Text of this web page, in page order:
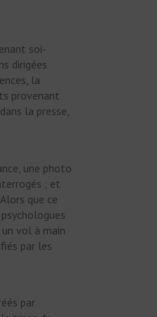
soi-
dirigées
la
provenant
la presse,
une photo
; et
que ce
vol à main
par les
par